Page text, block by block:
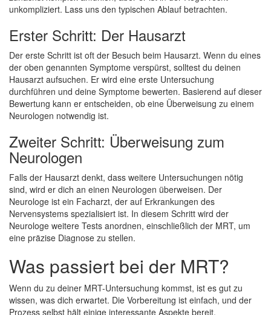
unkompliziert. Lass uns den typischen Ablauf betrachten.
Erster Schritt: Der Hausarzt
Der erste Schritt ist oft der Besuch beim Hausarzt. Wenn du eines
der oben genannten Symptome verspürst, solltest du deinen
Hausarzt aufsuchen. Er wird eine erste Untersuchung
durchführen und deine Symptome bewerten. Basierend auf dieser
Bewertung kann er entscheiden, ob eine Überweisung zu einem
Neurologen notwendig ist.
Zweiter Schritt: Überweisung zum
Neurologen
Falls der Hausarzt denkt, dass weitere Untersuchungen nötig
sind, wird er dich an einen Neurologen überweisen. Der
Neurologe ist ein Facharzt, der auf Erkrankungen des
Nervensystems spezialisiert ist. In diesem Schritt wird der
Neurologe weitere Tests anordnen, einschließlich der MRT, um
eine präzise Diagnose zu stellen.
Was passiert bei der MRT?
Wenn du zu deiner MRT-Untersuchung kommst, ist es gut zu
wissen, was dich erwartet. Die Vorbereitung ist einfach, und der
Prozess selbst hält einige interessante Aspekte bereit.